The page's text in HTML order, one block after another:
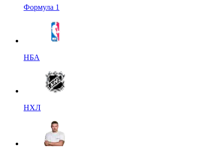
Формула 1
НБА
НХЛ